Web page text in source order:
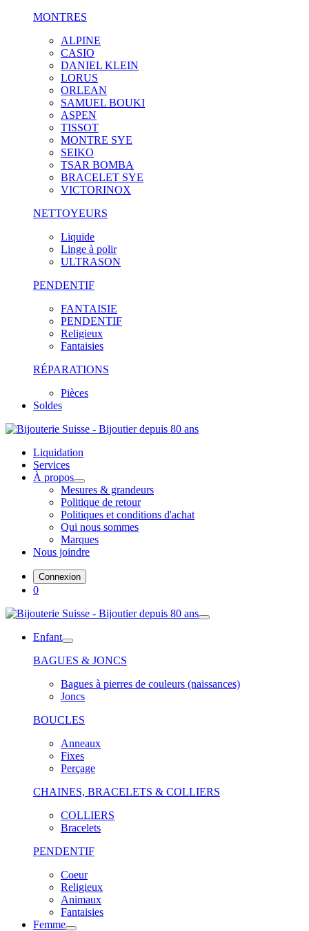
MONTRES
ALPINE
CASIO
DANIEL KLEIN
LORUS
ORLEAN
SAMUEL BOUKI
ASPEN
TISSOT
MONTRE SYE
SEIKO
TSAR BOMBA
BRACELET SYE
VICTORINOX
NETTOYEURS
Liquide
Linge à polir
ULTRASON
PENDENTIF
FANTAISIE
PENDENTIF
Religieux
Fantaisies
RÉPARATIONS
Pièces
Soldes
Liquidation
Services
À propos
Mesures & grandeurs
Politique de retour
Politiques et conditions d'achat
Qui nous sommes
Marques
Nous joindre
Connexion
0
Enfant
BAGUES & JONCS
Bagues à pierres de couleurs (naissances)
Joncs
BOUCLES
Anneaux
Fixes
Perçage
CHAINES, BRACELETS & COLLIERS
COLLIERS
Bracelets
PENDENTIF
Coeur
Religieux
Animaux
Fantaisies
Femme